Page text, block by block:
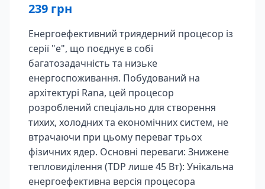
239 грн
Енергоефективний триядерний процесор із
серії "e", що поєднує в собі
багатозадачність та низьке
енергоспоживання. Побудований на
архітектурі Rana, цей процесор
розроблений спеціально для створення
тихих, холодних та економічних систем, не
втрачаючи при цьому переваг трьох
фізичних ядер. Основні переваги: Знижене
тепловиділення (TDP лише 45 Вт): Унікальна
енергоефективна версія процесора